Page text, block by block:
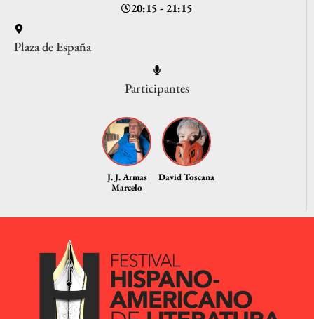
20:15 - 21:15
Plaza de España
Participantes
J. J. Armas
Marcelo
David Toscana